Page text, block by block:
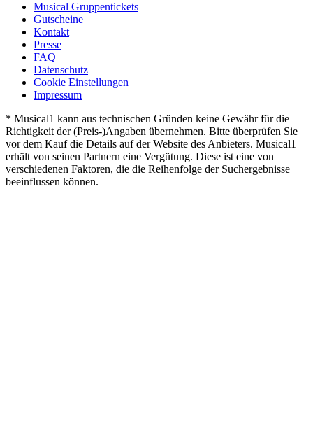
Musical Gruppentickets
Gutscheine
Kontakt
Presse
FAQ
Datenschutz
Cookie Einstellungen
Impressum
* Musical1 kann aus technischen Gründen keine Gewähr für die
Richtigkeit der (Preis-)Angaben übernehmen. Bitte überprüfen Sie
vor dem Kauf die Details auf der Website des Anbieters. Musical1
erhält von seinen Partnern eine Vergütung. Diese ist eine von
verschiedenen Faktoren, die die Reihenfolge der Suchergebnisse
beeinflussen können.